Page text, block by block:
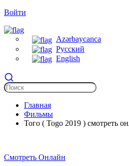
Войти
Azərbaycanca
Русский
English
Главная
Фильмы
Того ( Togo 2019 ) смотреть
Смотреть Онлайн